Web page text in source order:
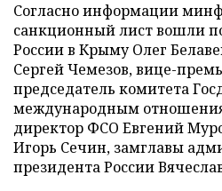
Согласно информации
санкционный лист вошли
России в Крыму Олег
Сергей Чемезов, вице-
председатель комитета
международным
директор ФСО Евгений
Игорь Сечин, замглавы
президента России